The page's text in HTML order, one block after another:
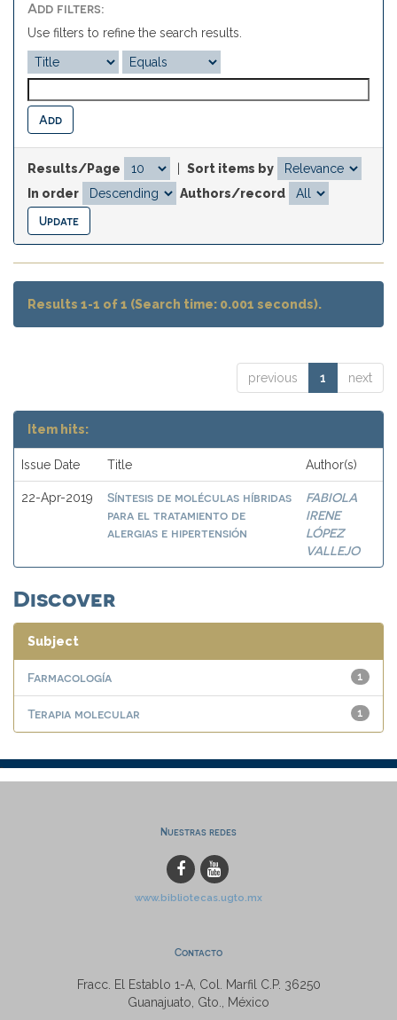
Add filters:
Use filters to refine the search results.
Results/Page
Sort items by
In order
Authors/record
Results 1-1 of 1 (Search time: 0.001 seconds).
previous 1 next
Item hits:
Issue Date Title Author(s)
22-Apr-2019
Síntesis de moléculas híbridas
para el tratamiento de
alergias e hipertensión
FABIOLA
IRENE
LÓPEZ
VALLEJO
Discover
Subject
1
Farmacología
1
Terapia molecular
Nuestras redes
www.bibliotecas.ugto.mx
Contacto
Fracc. El Establo 1-A, Col. Marfil C.P. 36250
Guanajuato, Gto., México